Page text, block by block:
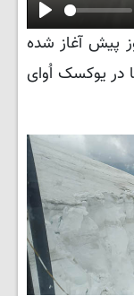
Play
شدید در منطقه که از 3 روز پیش آغاز شده
در یوکسک اُوای